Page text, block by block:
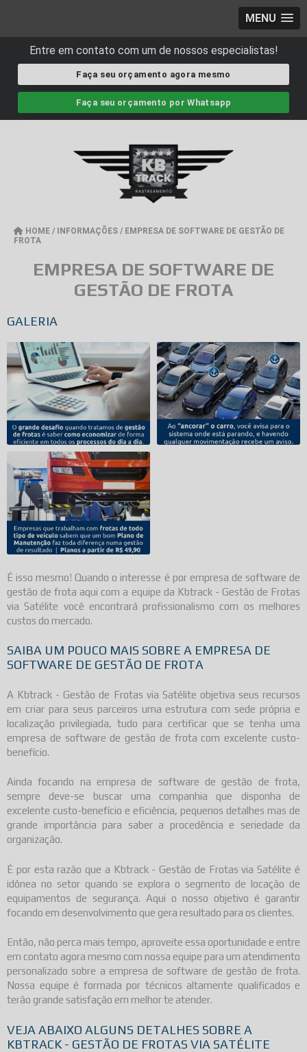
MENU
Entre em contato com um de nossos especialistas!
Faça seu orçamento agora mesmo
Faça seu orçamento por Whatsapp
HOME / INFORMAÇÕES / EMPRESA DE SOFTWARE DE GESTÃO DE
FROTA
EMPRESA DE SOFTWARE DE
GESTÃO DE FROTA
GALERIA
É isso mesmo! Quando o interesse é por empresa de software de
gestão de frota aqui com a equipe da Kbtrack - Gestão de Frotas
via Satélite você encontrará profissionalismo com os melhores
custos do mercado.
SAIBA UM POUCO MAIS SOBRE A EMPRESA DE
SOFTWARE DE GESTÃO DE FROTA
A Kbtrack - Gestão de Frotas via Satélite objetiva seus recursos
em criar para seus parceiros uma estrutura com sede própria e
localização privilegiada, tudo para certificar que se tenha uma
empresa de software de gestão de frota com excelente custo-
benefício.
Ainda focando na empresa de software de gestão de frota,
sempre deve-se buscar uma companhia que disponha de
excelente custo-benefício e eficiência, pequenos detalhes mas de
grande importância para saber a procedência e seriedade da
organização.
É por esta razão que a Kbtrack - Gestão de Frotas via Satélite é
idônea no setor quando se explora o segmento de locação de
equipamentos de segurança. Aqui o nosso objetivo é garantir
focando em desenvolvimento que gera resultado para os clientes.
Então, não perca mais tempo, aproveite essa oportunidade e entre
em contato agora mesmo com nossa equipe para um atendimento
personalizado sobre aempresa de software de gestão de frota.
Nossa equipe é formada por técnicos altamente qualificados e
terão grande satisfação em melhor te atender.
VEJA ABAIXO ALGUNS DETALHES SOBRE A
KBTRACK - GESTÃO DE FROTAS VIA SATÉLITE